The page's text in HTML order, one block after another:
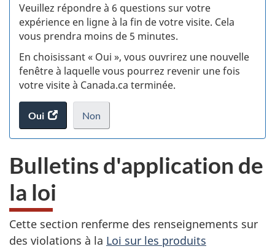
Veuillez répondre à 6 questions sur votre
expérience en ligne à la fin de votre visite. Cela
vous prendra moins de 5 minutes.
En choisissant « Oui », vous ouvrirez une nouvelle
fenêtre à laquelle vous pourrez revenir une fois
votre visite à Canada.ca terminée.
Oui
accéder
au
Non
je
pas
du
site
.
Bulletins d'application de
la loi
Cette section renferme des renseignements sur
des violations à la Loi sur les produits